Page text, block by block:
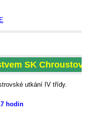
SK
utkání IV třídy.
hodin